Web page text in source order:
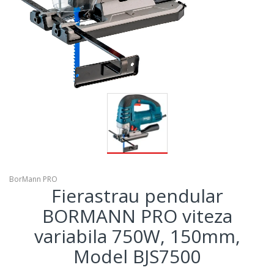
BorMann PRO
Fierastrau pendular
BORMANN PRO viteza
variabila 750W, 150mm,
Model BJS7500